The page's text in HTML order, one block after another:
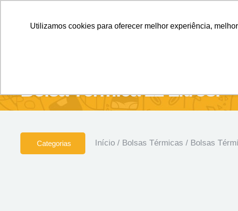
Utilizamos cookies para oferecer melhor experiência,
Brindes
Bolsa Térmica 12 Litros.
Categorias Início/ Bolsas Térmicas / Bolsas